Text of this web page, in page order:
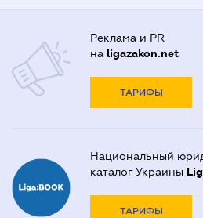
Реклама и PR
на ligazakon.net
ТАРИФЫ
Национальный
каталог Украины
ТАРИФЫ